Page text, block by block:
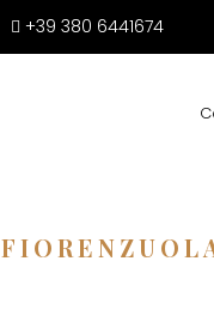
+39 380 6441674